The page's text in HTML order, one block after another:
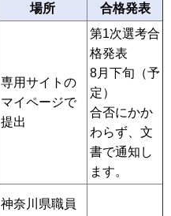
場所 合格発表
専用サイトの
マイページで
提出
第1次選考合
格発表
8月下旬（予
定）
合否にかか
わらず、文
書で通知し
ます。
神奈川県職員